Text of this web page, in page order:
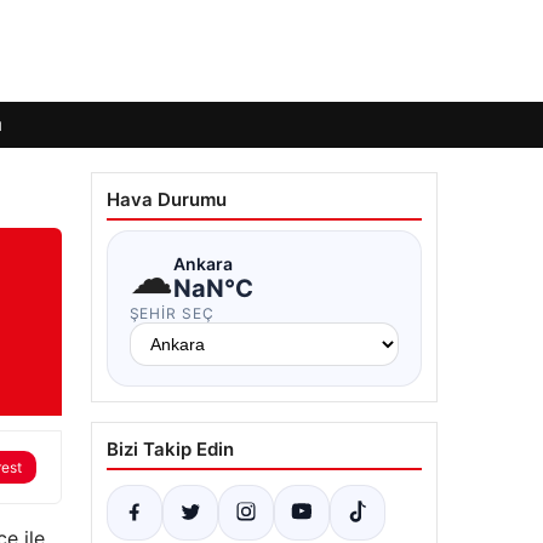
ile
Hava Durumu
☁Ankara
NaN°C
ŞEHIR SEÇ
Bizi Takip Edin